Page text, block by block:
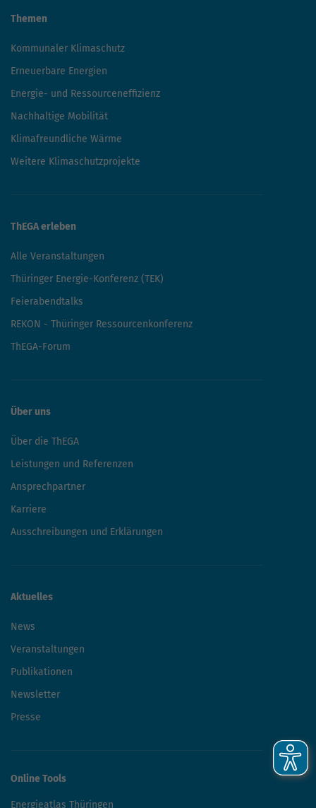
Themen
Kommunaler Klimaschutz
Erneuerbare Energien
Energie- und Ressourceneffizienz
Nachhaltige Mobilität
Klimafreundliche Wärme
Weitere Klimaschutzprojekte
ThEGA erleben
Alle Veranstaltungen
Thüringer Energie-Konferenz (TEK)
Feierabendtalks
REKON - Thüringer Ressourcenkonferenz
ThEGA-Forum
Über uns
Über die ThEGA
Leistungen und Referenzen
Ansprechpartner
Karriere
Ausschreibungen und Erklärungen
Aktuelles
News
Veranstaltungen
Publikationen
Newsletter
Presse
Online Tools
Energieatlas Thüringen